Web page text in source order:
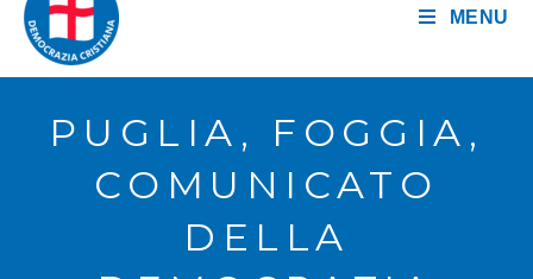
MENU
PUGLIA, FOGGIA,
COMUNICATO
DELLA